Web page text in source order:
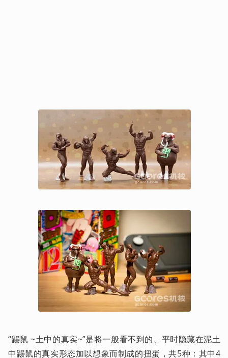
“鼹鼠 ~土中的真实~”是将一般看不到的、平时隐藏在泥土
中鼹鼠的真实形态加以想象而制成的扭蛋，共5种：其中4